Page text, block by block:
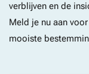
verblijven en de
Meld je nu aan
mooiste